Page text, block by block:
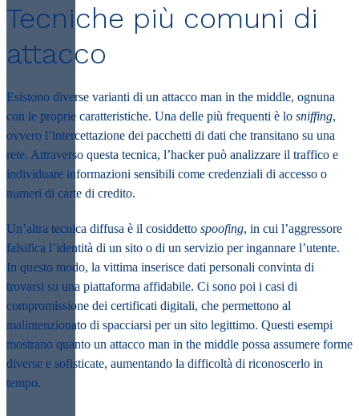
Tecniche più comuni di
attacco
Esistono diverse varianti di un attacco man in the middle, ognuna
con le proprie caratteristiche. Una delle più frequenti è lo sniffing,
ovvero l’intercettazione dei pacchetti di dati che transitano su una
rete. Attraverso questa tecnica, l’hacker può analizzare il traffico e
individuare informazioni sensibili come credenziali di accesso o
numeri di carte di credito.
Un’altra tecnica diffusa è il cosiddetto spoofing, in cui l’aggressore
falsifica l’identità di un sito o di un servizio per ingannare l’utente.
In questo modo, la vittima inserisce dati personali convinta di
trovarsi su una piattaforma affidabile. Ci sono poi i casi di
compromissione dei certificati digitali, che permettono al
malintenzionato di spacciarsi per un sito legittimo. Questi esempi
mostrano quanto un attacco man in the middle possa assumere forme
diverse e sofisticate, aumentando la difficoltà di riconoscerlo in
tempo.